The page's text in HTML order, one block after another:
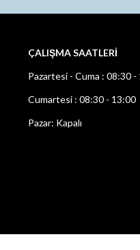
ÇALIŞMA SAATLERİ
Pazartesi - Cuma : 08:30 -
Cumartesi : 08:30 - 13:00
Pazar: Kapalı